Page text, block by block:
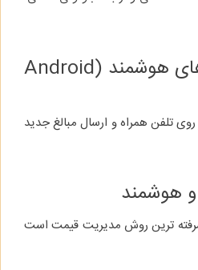
استفاده از گوشی‌ های هوشمند (Android
تلفن همراه و ارسال مبالغ جدید
و هوشمند
ترین روش مدیریت قیمت است